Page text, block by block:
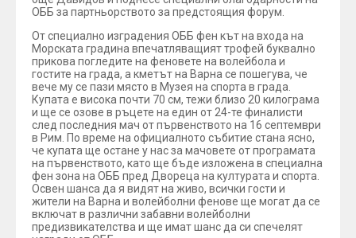
ОББ за партньорството за предстоящия форум.
От специално изградения ОББ фен кът на входа на
Морската градина впечатляващият трофей буквално
прикова погледите на феновете на волейбола и
гостите на града, а кметът на Варна се пошегува, че
вече му се пази място в Музея на спорта в града.
Купата е висока почти 70 см, тежи близо 20 килограма
и ще се озове в ръцете на един от 24-те финалисти
след последния мач от първенството на 16 септември
в Рим. По време на официалното събитие стана ясно,
че купата ще остане у нас за мачовете от програмата
на първенството, като ще бъде изложена в специална
фен зона на ОББ пред Двореца на културата и спорта.
Освен шанса да я видят на живо, всички гости и
жители на Варна и волейболни фенове ще могат да се
включат в различни забавни волейболни
предизвикателства и ще имат шанс да си спечелят